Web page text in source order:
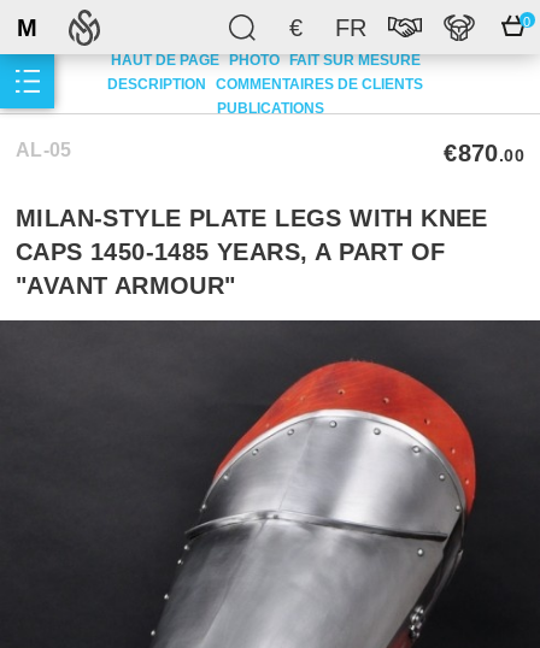
€ FR 0
M
HAUT DE PAGE PHOTO FAIT SUR MESURE
DESCRIPTION
COMMENTAIRES DE CLIENTS
PUBLICATIONS
AL-05 €870.00
MILAN-STYLE PLATE LEGS WITH KNEE
CAPS 1450-1485 YEARS, A PART OF
"AVANT ARMOUR"